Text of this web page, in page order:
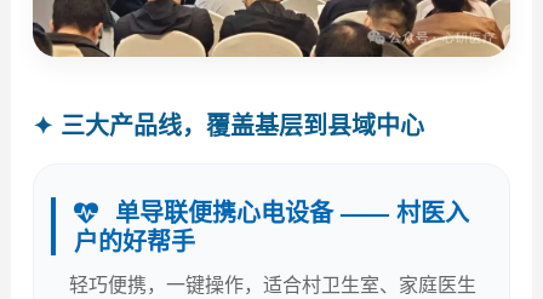
✦ 三大产品线，覆盖基层到县域中心
单导联便携心电设备 —— 村医入
户的好帮手
轻巧便携，一键操作，适合村卫生室、家庭医生